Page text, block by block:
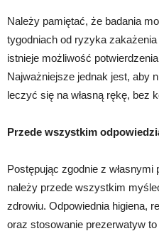
Należy pamiętać, że badania
tygodniach od ryzyka
istnieje możliwość
Najważniejsze jednak jest, aby
leczyć się na własną rękę, bez
Przede wszystkim
Postępując zgodnie z
należy przede wszystkim
zdrowiu. Odpowiednia higiena,
oraz stosowanie prezerwatyw